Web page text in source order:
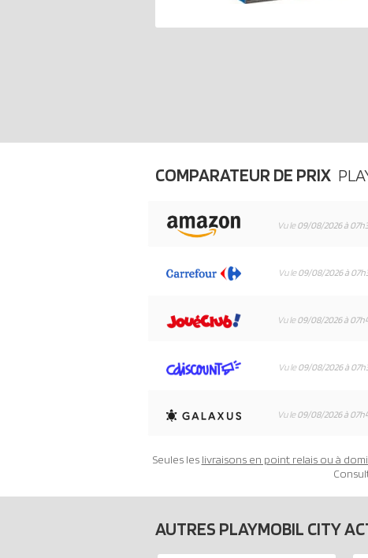
COMPARATEUR DE PRIX
Vu le09/08/2026 à
Vu le09/08/2026 à
Vu le09/08/2026 à
Vu le09/08/2026 à
Vu le09/08/2026 à
Seules les livraisons en point relais ou à
AUTRES PLAYMOBIL CITY